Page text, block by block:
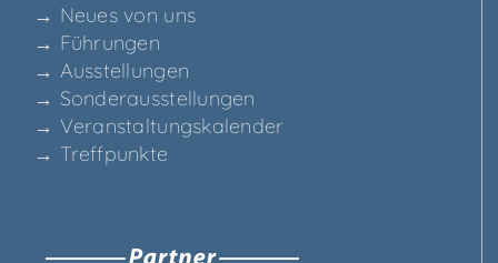
→ Neu­es von uns
→ Füh­run­gen
→ Aus­stel­lun­gen
→ Son­der­aus­stel­lun­gen
→ Ver­an­stal­tungs­ka­len­der
→ Treff­punk­te